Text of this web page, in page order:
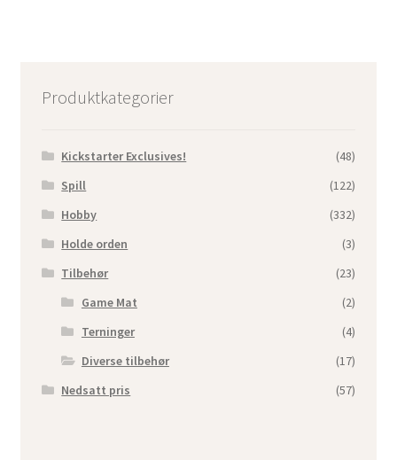
Produktkategorier
Kickstarter Exclusives!
(48)
Spill
(122)
Hobby
(332)
Holde orden
(3)
Tilbehør
(23)
Game Mat
(2)
Terninger
(4)
Diverse tilbehør
(17)
Nedsatt pris
(57)